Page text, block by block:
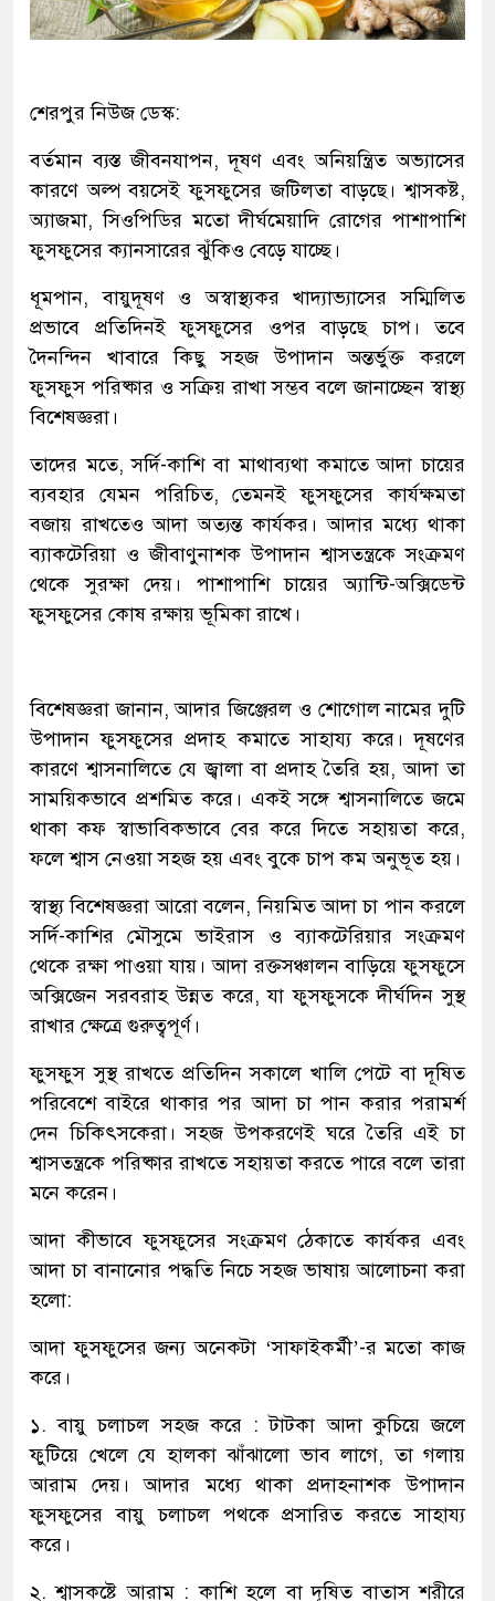
শেরপুর নিউজ ডেস্ক:
বর্তমান ব্যস্ত জীবনযাপন, দূষণ এবং অনিয়ন্ত্রিত অভ্যাসের
কারণে অল্প বয়সেই ফুসফুসের জটিলতা বাড়ছে। শ্বাসকষ্ট,
অ্যাজমা, সিওপিডির মতো দীর্ঘমেয়াদি রোগের পাশাপাশি
ফুসফুসের ক্যানসারের ঝুঁকিও বেড়ে যাচ্ছে।
ধূমপান, বায়ুদূষণ ও অস্বাস্থ্যকর খাদ্যাভ্যাসের সম্মিলিত
প্রভাবে প্রতিদিনই ফুসফুসের ওপর বাড়ছে চাপ। তবে
দৈনন্দিন খাবারে কিছু সহজ উপাদান অন্তর্ভুক্ত করলে
ফুসফুস পরিষ্কার ও সক্রিয় রাখা সম্ভব বলে জানাচ্ছেন স্বাস্থ্য
বিশেষজ্ঞরা।
তাদের মতে, সর্দি-কাশি বা মাথাব্যথা কমাতে আদা চায়ের
ব্যবহার যেমন পরিচিত, তেমনই ফুসফুসের কার্যক্ষমতা
বজায় রাখতেও আদা অত্যন্ত কার্যকর। আদার মধ্যে থাকা
ব্যাকটেরিয়া ও জীবাণুনাশক উপাদান শ্বাসতন্ত্রকে সংক্রমণ
থেকে সুরক্ষা দেয়। পাশাপাশি চায়ের অ্যান্টি-অক্সিডেন্ট
ফুসফুসের কোষ রক্ষায় ভূমিকা রাখে।
বিশেষজ্ঞরা জানান, আদার জিঞ্জেরল ও শোগোল নামের দুটি
উপাদান ফুসফুসের প্রদাহ কমাতে সাহায্য করে। দূষণের
কারণে শ্বাসনালিতে যে জ্বালা বা প্রদাহ তৈরি হয়, আদা তা
সাময়িকভাবে প্রশমিত করে। একই সঙ্গে শ্বাসনালিতে জমে
থাকা কফ স্বাভাবিকভাবে বের করে দিতে সহায়তা করে,
ফলে শ্বাস নেওয়া সহজ হয় এবং বুকে চাপ কম অনুভূত হয়।
স্বাস্থ্য বিশেষজ্ঞরা আরো বলেন, নিয়মিত আদা চা পান করলে
সর্দি-কাশির মৌসুমে ভাইরাস ও ব্যাকটেরিয়ার সংক্রমণ
থেকে রক্ষা পাওয়া যায়। আদা রক্তসঞ্চালন বাড়িয়ে ফুসফুসে
অক্সিজেন সরবরাহ উন্নত করে, যা ফুসফুসকে দীর্ঘদিন সুস্থ
রাখার ক্ষেত্রে গুরুত্বপূর্ণ।
ফুসফুস সুস্থ রাখতে প্রতিদিন সকালে খালি পেটে বা দূষিত
পরিবেশে বাইরে থাকার পর আদা চা পান করার পরামর্শ
দেন চিকিৎসকেরা। সহজ উপকরণেই ঘরে তৈরি এই চা
শ্বাসতন্ত্রকে পরিষ্কার রাখতে সহায়তা করতে পারে বলে তারা
মনে করেন।
আদা কীভাবে ফুসফুসের সংক্রমণ ঠেকাতে কার্যকর এবং
আদা চা বানানোর পদ্ধতি নিচে সহজ ভাষায় আলোচনা করা
হলো:
আদা ফুসফুসের জন্য অনেকটা ‘সাফাইকর্মী’-র মতো কাজ
করে।
১. বায়ু চলাচল সহজ করে : টাটকা আদা কুচিয়ে জলে
ফুটিয়ে খেলে যে হালকা ঝাঁঝালো ভাব লাগে, তা গলায়
আরাম দেয়। আদার মধ্যে থাকা প্রদাহনাশক উপাদান
ফুসফুসের বায়ু চলাচল পথকে প্রসারিত করতে সাহায্য
করে।
২. শ্বাসকষ্টে আরাম : কাশি হলে বা দূষিত বাতাস শরীরে